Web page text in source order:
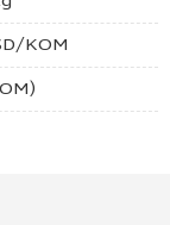
/KOM